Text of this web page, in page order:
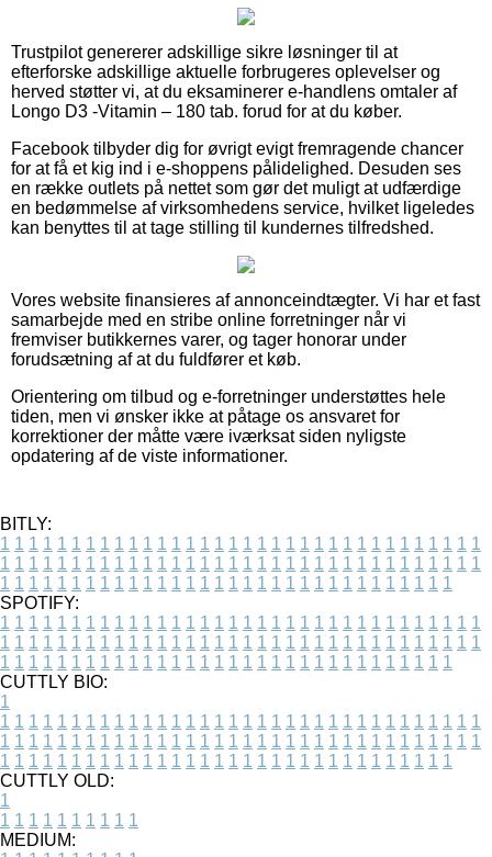
Trustpilot genererer adskillige sikre løsninger til at
efterforske adskillige aktuelle forbrugeres oplevelser og
herved støtter vi, at du eksaminerer e-handlens omtaler af
Longo D3 -Vitamin – 180 tab. forud for at du køber.
Facebook tilbyder dig for øvrigt evigt fremragende chancer
for at få et kig ind i e-shoppens pålidelighed. Desuden ses
en række outlets på nettet som gør det muligt at udfærdige
en bedømmelse af virksomhedens service, hvilket ligeledes
kan benyttes til at tage stilling til kundernes tilfredshed.
Vores website finansieres af annonceindtægter. Vi har et fast
samarbejde med en stribe online forretninger når vi
fremviser butikkernes varer, og tager honorar under
forudsætning af at du fuldfører et køb.
Orientering om tilbud og e-forretninger understøttes hele
tiden, men vi ønsker ikke at påtage os ansvaret for
korrektioner der måtte være iværksat siden nyligste
opdatering af de viste informationer.
BITLY:
1 1 1 1 1 1 1 1 1 1 1 1 1 1 1 1 1 1 1 1 1 1 1 1 1 1 1 1 1 1 1 1 1 1
1 1 1 1 1 1 1 1 1 1 1 1 1 1 1 1 1 1 1 1 1 1 1 1 1 1 1 1 1 1 1 1 1 1
1 1 1 1 1 1 1 1 1 1 1 1 1 1 1 1 1 1 1 1 1 1 1 1 1 1 1 1 1 1 1 1
SPOTIFY:
1 1 1 1 1 1 1 1 1 1 1 1 1 1 1 1 1 1 1 1 1 1 1 1 1 1 1 1 1 1 1 1 1 1
1 1 1 1 1 1 1 1 1 1 1 1 1 1 1 1 1 1 1 1 1 1 1 1 1 1 1 1 1 1 1 1 1 1
1 1 1 1 1 1 1 1 1 1 1 1 1 1 1 1 1 1 1 1 1 1 1 1 1 1 1 1 1 1 1 1
CUTTLY BIO:
1
1 1 1 1 1 1 1 1 1 1 1 1 1 1 1 1 1 1 1 1 1 1 1 1 1 1 1 1 1 1 1 1 1 1
1 1 1 1 1 1 1 1 1 1 1 1 1 1 1 1 1 1 1 1 1 1 1 1 1 1 1 1 1 1 1 1 1 1
1 1 1 1 1 1 1 1 1 1 1 1 1 1 1 1 1 1 1 1 1 1 1 1 1 1 1 1 1 1 1 1
CUTTLY OLD:
1
1 1 1 1 1 1 1 1 1 1
MEDIUM: